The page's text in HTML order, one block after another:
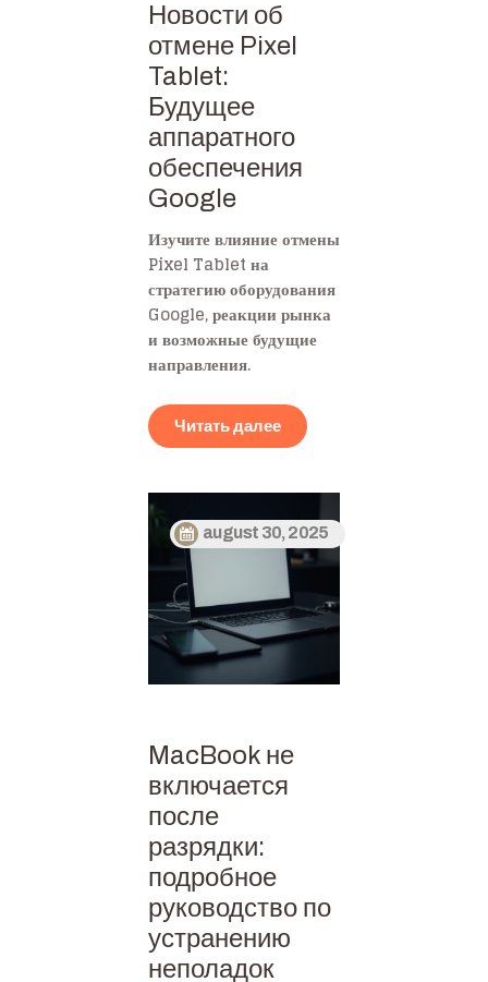
Новости об
отмене Pixel
Tablet:
Будущее
аппаратного
обеспечения
Google
Изучите влияние отмены
Pixel Tablet на
стратегию оборудования
Google, реакции рынка
и возможные будущие
направления.
Читать далее
august 30, 2025
MacBook не
включается
после
разрядки:
подробное
руководство по
устранению
неполадок